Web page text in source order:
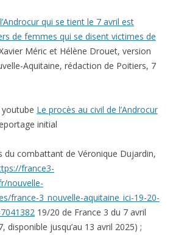
qui se tient le 7 avril est
de femmes qui se disent victimes de
Méric et Hélène Drouet, version
Aquitaine, rédaction de Poitiers, 7
Le procès au civil de l’Androcur
initial
du combattant de Véronique Dujardin,
france3-
nouvelle-
france-3_nouvelle-aquitaine_ici-19-20-
19/20 de France 3 du 7 avril
disponible jusqu’au 13 avril 2025) ;